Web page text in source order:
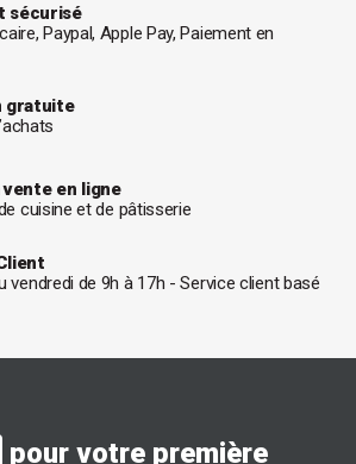
sécurisé
Paypal, Apple Pay, Paiement en
gratuite
vente en ligne
cuisine et de pâtisserie
vendredi de 9h à 17h - Service client basé
pour votre première